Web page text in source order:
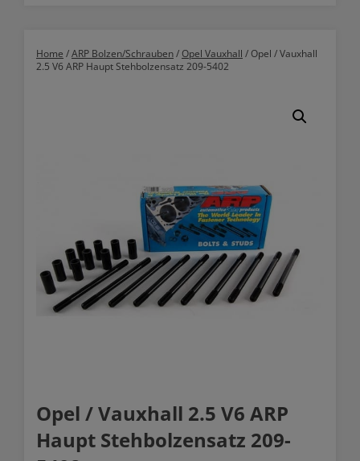
Home /ARP Bolzen/Schrauben/ Opel Vauxhall / Opel / Vauxhall
2.5 V6 ARP Haupt Stehbolzensatz 209-5402
Opel / Vauxhall 2.5 V6 ARP
Haupt Stehbolzensatz 209-